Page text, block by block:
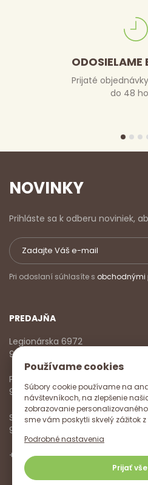
Používame cookies
Súbory cookie používame na
návštevníkoch, na zlepšenie
zobrazovanie
sme vám poskytli skvelý zážitok z
Podrobné nastavenia
Prijať
ODOSIELAME
Prijaté
do 48
NOVINKY
Prihláste sa k odberu noviniek,
Pri odoslaní súhlasíte s obchodnými
PREDAJŇA
Legionárska 6972
911 01 Trenčín
Pondelok - Piatok
9:00 - 17:00
Sobota
9:00 - 12:00
+421 918 785 620,+421 915 572